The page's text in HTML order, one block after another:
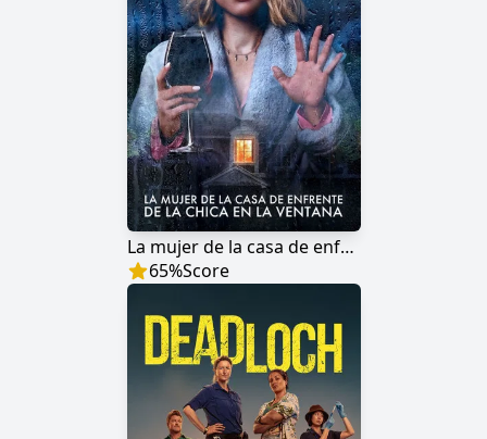
La mujer de la casa de enfrente de la chica en la ventana
65%Score